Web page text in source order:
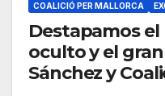
COALICIÓ PER MALLORCA
Destapamos
oculto y el
Sánchez y